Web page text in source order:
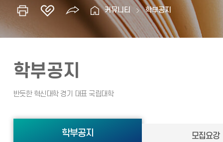
커뮤니티 학부공지
학부공지
학부공지 모집요강